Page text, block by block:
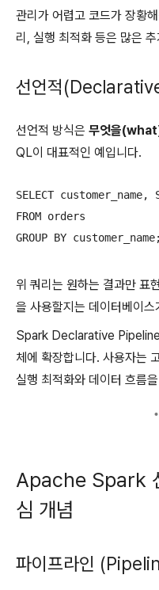
관리가 어렵고 코드가 장황
리, 실행 최적화 등은 많은
선언적
선언적 방식은 무엇을
QL이 대표적인 예입니다.
SELECT
FROM orders
위 쿼리는 원하는 결과만 표
을 사용할지는 데이터베이
Spark Declarative
체에 확장합니다. 사용자는
실행 최적화와 데이터 흐름
Apache Spark
심 개념
파이프라인